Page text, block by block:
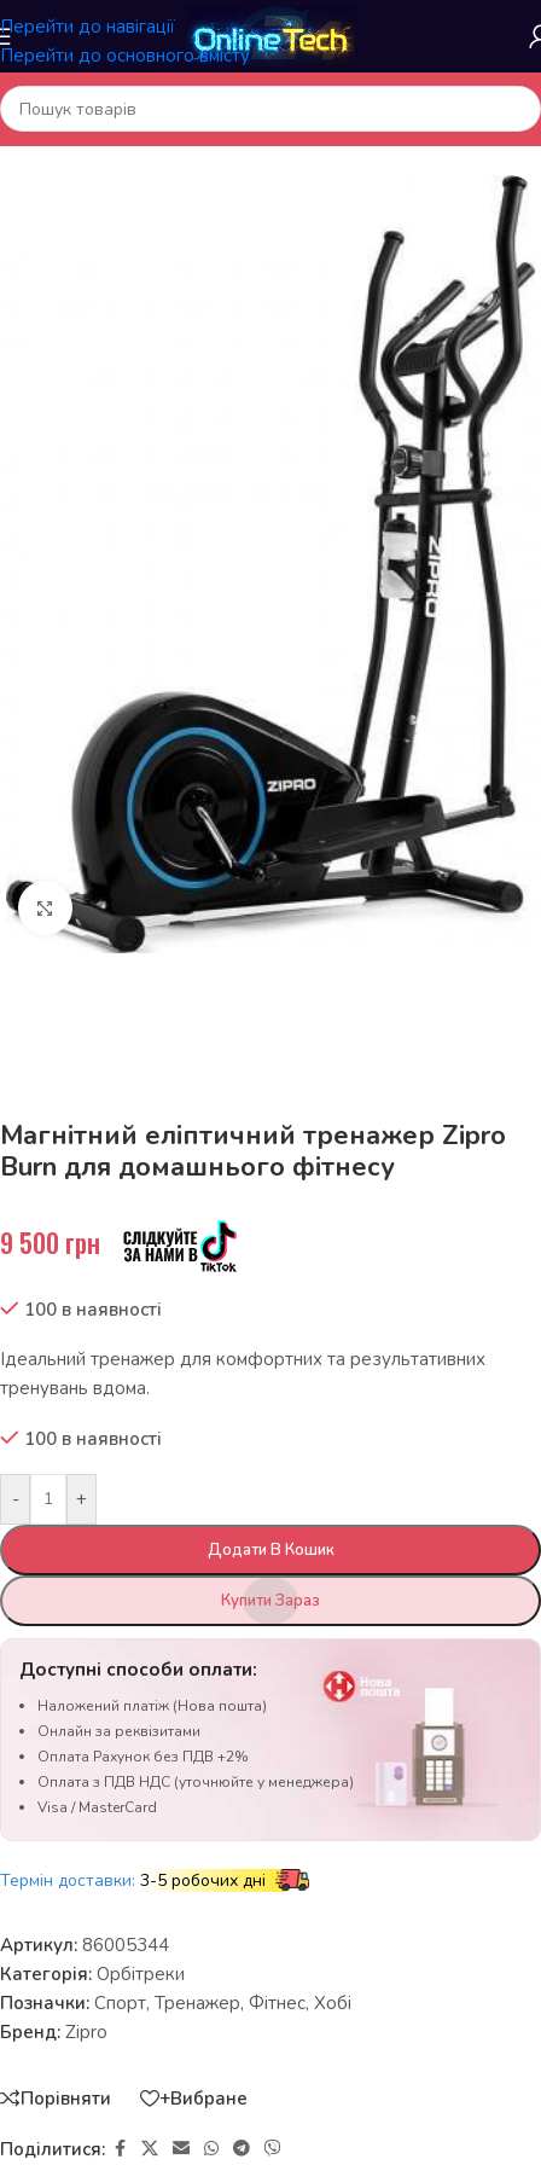
Перейти до навігації
Перейти до основного вмісту
Головна/Спортивні товари/Орбітреки
Натисніть, щоб збільшити
Магнітний еліптичний тренажер Zipro
Burn для домашнього фітнесу
9 500 грн
100 в наявності
Ідеальний тренажер для комфортних та результативних
тренувань вдома.
100 в наявності
- +
Додати В Кошик
Купити Зараз
Доступні способи оплати:
Наложений платіж (Нова пошта)
Онлайн за реквізитами
Оплата Рахунок без ПДВ +2%
Оплата з ПДВ НДС (уточнюйте у менеджера)
Visa / MasterCard
Термін доставки: 3-5 робочих дні
Артикул: 86005344
Категорія: Орбітреки
Позначки: Спорт, Тренажер, Фітнес, Хобі
Бренд: Zipro
Порівняти +Вибране
Поділитися: